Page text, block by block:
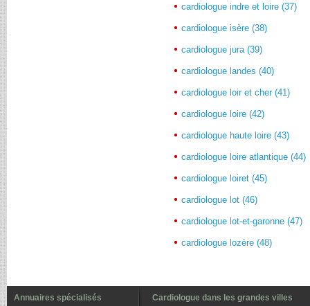
cardiologue indre et loire (37)
cardiologue isère (38)
cardiologue jura (39)
cardiologue landes (40)
cardiologue loir et cher (41)
cardiologue loire (42)
cardiologue haute loire (43)
cardiologue loire atlantique (44)
cardiologue loiret (45)
cardiologue lot (46)
cardiologue lot-et-garonne (47)
cardiologue lozère (48)
Annuaires spécialisés Cardiologue dans les grandes villes